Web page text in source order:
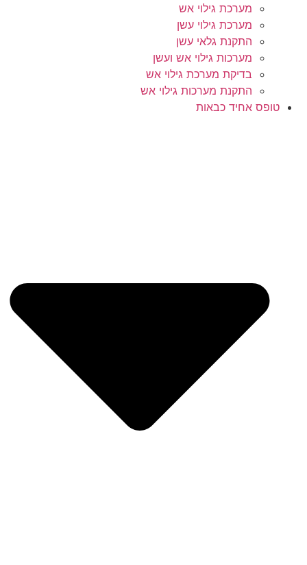
מערכת גילוי אש
מערכת גילוי עשן
התקנת גלאי עשן
מערכות גילוי אש ועשן
בדיקת מערכת גילוי אש
התקנת מערכות גילוי אש
טופס אחיד כבאות